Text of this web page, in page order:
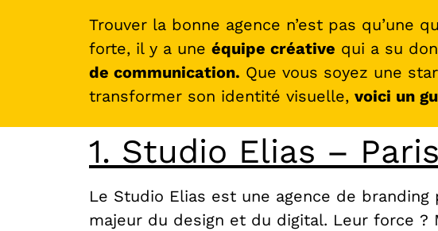
Trouver la bonne agence n’est pas qu’une
forte, il y a une équipe créative qui a su
de communication. Que vous soyez une
transformer son identité visuelle, voici un
1. Studio Elias – Paris
Le Studio Elias est une agence de
majeur du design et du digital. Leur force